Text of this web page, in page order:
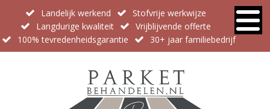
Landelijk werkend
Stofvrije werkwijze
Langdurige kwaliteit
Vrijblijvende offerte
100% tevredenheidsgarantie
30+ jaar familiebedrijf